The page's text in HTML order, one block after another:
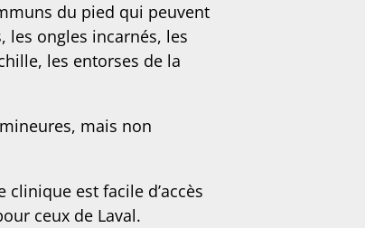
du pied qui peuvent
les ongles incarnés, les
les entorses de la
mais non
est facile d’accès
ceux de Laval.